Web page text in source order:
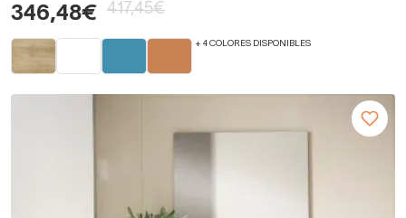
346,48€ 417,45€
+ 4 COLORES DISPONIBLES